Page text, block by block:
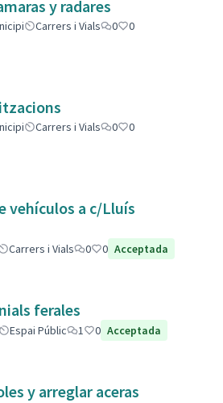
y radares
Carrers i Vials 0
0
Carrers i Vials 0
0
vehículos a c/Lluís
Carrers i Vials 0 0 Acceptada
ferales
Espai Públic 1 0 Acceptada
y arreglar aceras